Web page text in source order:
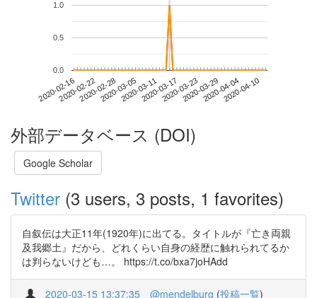
2020-02-162020-02-222020-02-282020-03-052020-03-112020-03-172020-03-232020-03-292020-04-042020-04-10
0.0
0.5
1.0
外部データベース (DOI)
Google Scholar
Twitter (3 users, 3 posts, 1 favorites)
自叙伝は大正11年(1920年)に出てる。タイトルが『亡き両親
及我郷土』だから、どれくらい自身の経歴に触れられてるか
は判らないけども…。 https://t.co/bxa7joHAdd
2020-03-15 13:37:35 @mendelburg (投稿一覧)